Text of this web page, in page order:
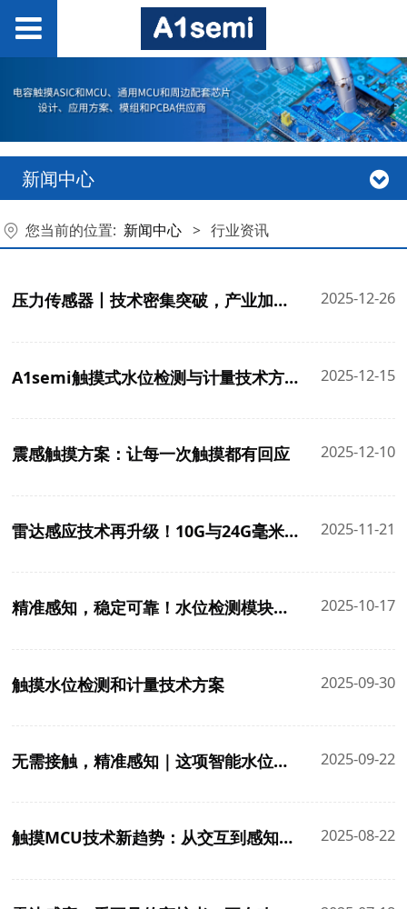
新闻中心
您当前的位置: 新闻中心 > 行业资讯
压力传感器丨技术密集突破，产业加速爆发 2025-12-26
A1semi触摸式水位检测与计量技术方案 2025-12-15
震感触摸方案：让每一次触摸都有回应 2025-12-10
雷达感应技术再升级！10G与24G毫米波雷达，谁能更懂你的存在？ 2025-11-21
精准感知，稳定可靠！水位检测模块，让智能设备“心中有数” 2025-10-17
触摸水位检测和计量技术方案 2025-09-30
无需接触，精准感知｜这项智能水位检测技术，让用水管理变得如此简单！ 2025-09-22
触摸MCU技术新趋势：从交互到感知的进化 2025-08-22